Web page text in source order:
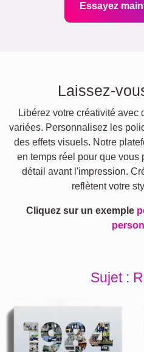
Essayez
Laissez-
Libérez votre créativité avec
variées. Personnalisez les
des effets visuels. Notre
en temps réel pour que
détail avant l'impression.
reflètent votre
Cliquez sur un exemple
Sujet :